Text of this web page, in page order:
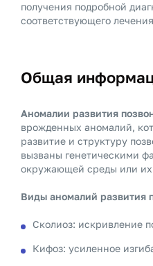
получения подробной
соответствующего
Общая
Аномалии развития
врожденных аномалий,
развитие и структуру
вызваны генетическими
окружающей среды или их
Виды аномалий развития
Сколиоз: искривление
Кифоз: усиленное